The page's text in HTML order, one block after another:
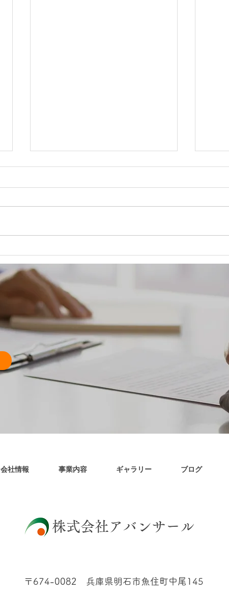
社員の「失敗」は失敗じゃな
いー時間軸を変えれば、全て
は成長の糧 Part②
社員
会社情報 事業内容 ギャラリー ブログ
​株式会社アバンサール
〒674-0082 兵庫県明石市魚住町中尾145